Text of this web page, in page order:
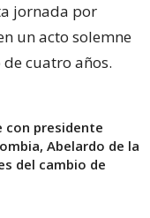
jornada por
un acto solemne
cuatro años.
con presidente
Abelardo de la
del cambio de